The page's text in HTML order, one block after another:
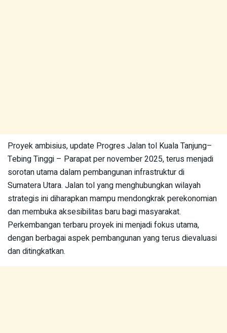
Proyek ambisius, update Progres Jalan tol Kuala Tanjung–
Tebing Tinggi – Parapat per november 2025, terus menjadi
sorotan utama dalam pembangunan infrastruktur di
Sumatera Utara. Jalan tol yang menghubungkan wilayah
strategis ini diharapkan mampu mendongkrak perekonomian
dan membuka aksesibilitas baru bagi masyarakat.
Perkembangan terbaru proyek ini menjadi fokus utama,
dengan berbagai aspek pembangunan yang terus dievaluasi
dan ditingkatkan.